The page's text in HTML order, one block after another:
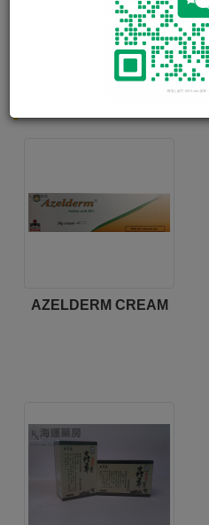
VALTREX TAB 500MG
AZELDERM CREAM